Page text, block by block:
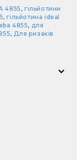
4855 ,гільйотини
,гільйотина ideal
4855, для
, Для ризаків